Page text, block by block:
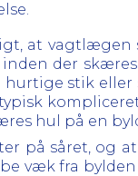
at
der
stik eller
hul på en
på såret, og
væk fra